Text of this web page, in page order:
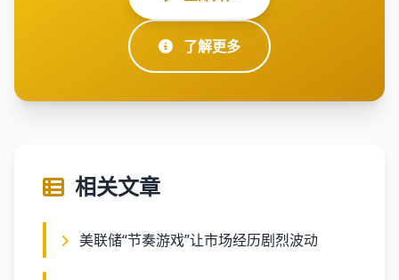
了解更多
相关文章
美联储“节奏游戏”让市场经历剧烈波动